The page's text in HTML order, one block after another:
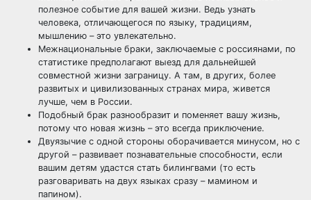
полезное событие для вашей жизни. Ведь узнать
человека, отличающегося по языку, традициям,
мышлению – это увлекательно.
Межнациональные браки, заключаемые с россиянами, по
статистике предполагают выезд для дальнейшей
совместной жизни заграницу. А там, в других, более
развитых и цивилизованных странах мира, живется
лучше, чем в России.
Подобный брак разнообразит и поменяет вашу жизнь,
потому что новая жизнь – это всегда приключение.
Двуязычие с одной стороны оборачивается минусом, но с
другой – развивает познавательные способности, если
вашим детям удастся стать билингвами (то есть
разговаривать на двух языках сразу – мамином и
папином).